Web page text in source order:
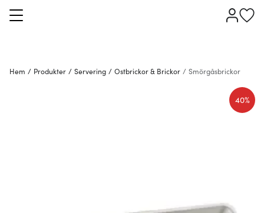
Hem / Produkter / Servering / Ostbrickor & Brickor / Smörgåsbrickor
40%